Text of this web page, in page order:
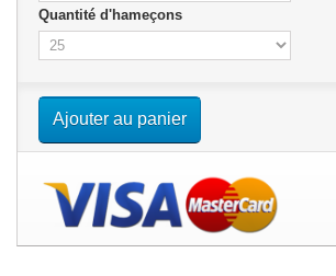
Quantité d'hameçons
Ajouter au panier